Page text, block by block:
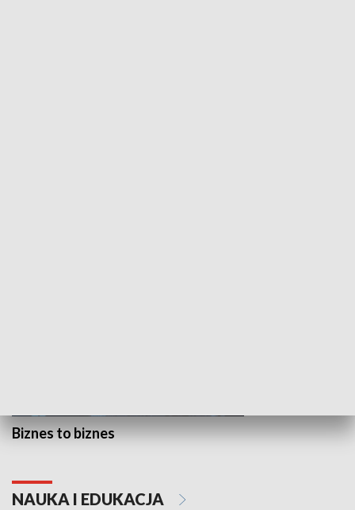
Biznes to biznes
NAUKA I EDUKACJA